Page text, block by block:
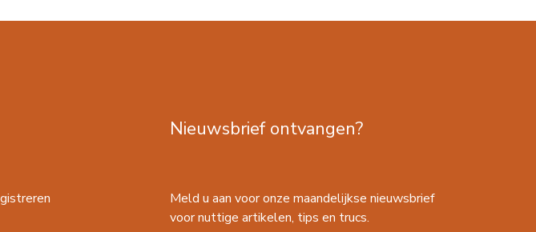
Nieuwsbrief ontvangen?
Meld u aan voor onze maandelijkse nieuwsbrief
voor nuttige artikelen, tips en trucs.